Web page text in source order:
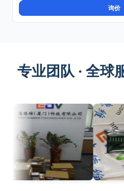
询价
专业团队 · 全球